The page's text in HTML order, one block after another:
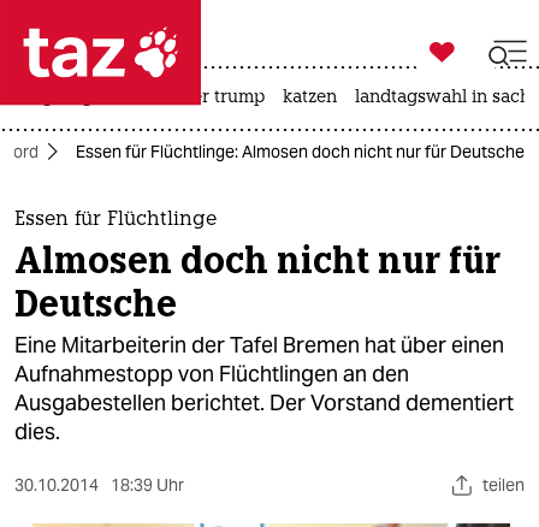
 taz zahl ich
taz zahl ich
themen
politik
öko
gesellschaft
kultur
sport

taz zahl ich
usa unter trump katzen landtagswahl in
Nord Essen für Flüchtlinge: Almosen doch nicht nur für Deutsche
Essen für Flüchtlinge
Almosen doch nicht nur für
Deutsche
Eine Mitarbeiterin der Tafel Bremen hat über einen
Aufnahmestopp von Flüchtlingen an den
Ausgabestellen berichtet. Der Vorstand dementiert
dies.
30.10.2014 18:39 Uhr teilen